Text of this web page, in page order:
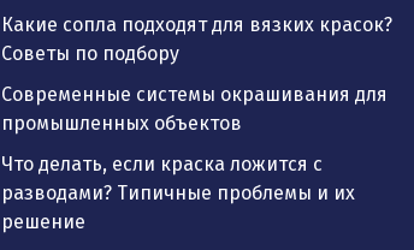
Какие сопла подходят для вязких красок?
Советы по подбору
Современные системы окрашивания для
промышленных объектов
Что делать, если краска ложится с
разводами? Типичные проблемы и их
решение